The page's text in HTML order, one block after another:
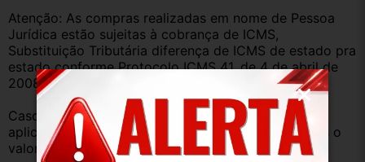
Atenção: As compras realizadas em nome de Pessoa
Jurídica estão sujeitas à cobrança de ICMS,
Substituição Tributária diferença de ICMS de estado pra
estado conforme Protocolo ICMS 41, de 4 de abril de
2008.
Caso você tenha dúvidas sobre o percentual a ser
aplicado, nos consulte através do campo perguntas o
valor que será acrescentado.